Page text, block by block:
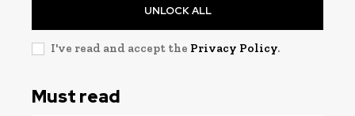
UNLOCK ALL
I've read and accept the Privacy Policy.
Must read